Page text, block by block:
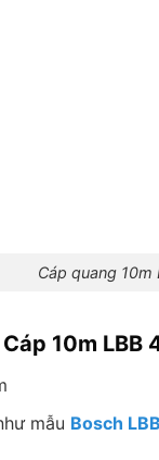
Cáp quang 10m
10m LBB
mẫu Bosch